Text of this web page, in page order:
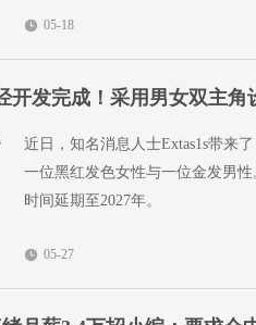
05-18
开发完成！采用男女双主角
近日，知名消息人士Extas1s带来
一位黑红发色女性与一位金发男
时间延期至2027年。
05-27